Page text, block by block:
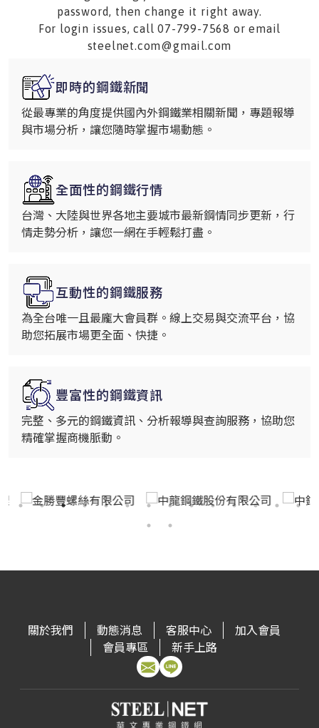
password, then change it right away.
For login issues, call 07-799-7568 or email
steelnet.com@gmail.com
即時的鋼鐵新聞
從最專業的角度提供國內外鋼鐵業相關新聞，專題報導
與市場分析，讓您隨時掌握市場動態。
全面性的鋼鐵行情
台灣、大陸與世界各地主要城市最新鋼情同步更新，行
情走勢分析，讓您一網在手輕鬆打盡。
互動性的鋼鐵服務
為全台唯一且最龐大會員群。線上交易與交流平台，協
助您拓展市場更全面、快捷。
豐富性的鋼鐵資訊
完整、多元的鋼鐵資訊、分析報導與查詢服務，協助您
精確掌握商機脈動。
關於我們 動態消息 客服中心
加入會員
會員專區
新手上路